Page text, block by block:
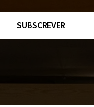
SUBSCREVER